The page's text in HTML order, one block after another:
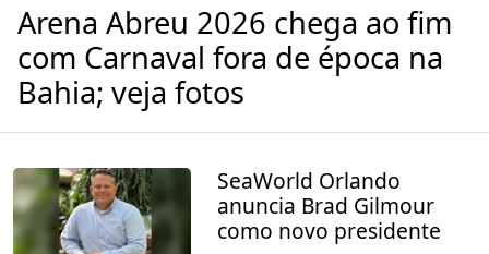
Arena Abreu 2026 chega ao fim
com Carnaval fora de época na
Bahia; veja fotos
SeaWorld Orlando
anuncia Brad Gilmour
como novo presidente